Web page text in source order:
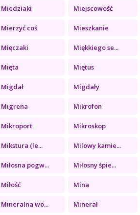
Miedziaki Miejscowość
Mierzyć coś Mieszkanie
Mięczaki Miękkiego se...
Mięta Miętus
Migdał Migdały
Migrena Mikrofon
Mikroport Mikroskop
Mikstura (le... Milowy kamie...
Miłosna pogw... Miłosny śpie...
Miłość Mina
Mineralna wo... Minerał